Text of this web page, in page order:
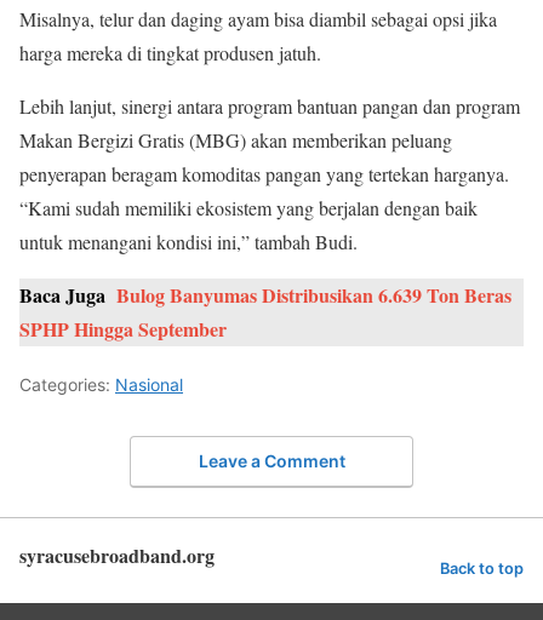
Misalnya, telur dan daging ayam bisa diambil sebagai opsi jika
harga mereka di tingkat produsen jatuh.
Lebih lanjut, sinergi antara program bantuan pangan dan program
Makan Bergizi Gratis (MBG) akan memberikan peluang
penyerapan beragam komoditas pangan yang tertekan harganya.
“Kami sudah memiliki ekosistem yang berjalan dengan baik
untuk menangani kondisi ini,” tambah Budi.
Baca Juga Bulog Banyumas Distribusikan 6.639 Ton Beras
SPHP Hingga September
Categories: Nasional
Leave a Comment
syracusebroadband.org Back to top